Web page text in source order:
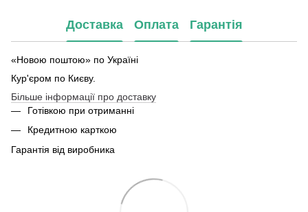
Доставка Оплата Гарантія
«Новою поштою» по Україні
Кур'єром по Києву.
Більше інформації про доставку
Готівкою при отриманні
Кредитною карткою
Гарантія від виробника